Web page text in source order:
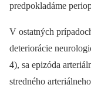
predpokladáme
V ostatných
deteriorácie
4), sa epizóda
stredného